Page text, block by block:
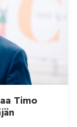
Timo